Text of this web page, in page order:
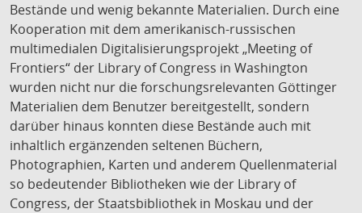
Bestände und wenig bekannte Materialien. Durch eine
Kooperation mit dem amerikanisch-russischen
multimedialen Digitalisierungsprojekt „Meeting of
Frontiers“ der Library of Congress in Washington
wurden nicht nur die forschungsrelevanten Göttinger
Materialien dem Benutzer bereitgestellt, sondern
darüber hinaus konnten diese Bestände auch mit
inhaltlich ergänzenden seltenen Büchern,
Photographien, Karten und anderem Quellenmaterial
so bedeutender Bibliotheken wie der Library of
Congress, der Staatsbibliothek in Moskau und der